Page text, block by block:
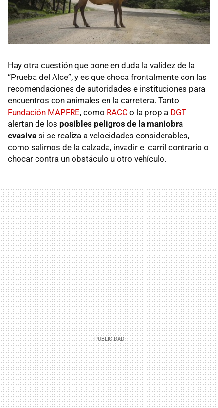
Hay otra cuestión que pone en duda la validez de la
“Prueba del Alce”, y es que choca frontalmente con las
recomendaciones de autoridades e instituciones para
encuentros con animales en la carretera. Tanto
Fundación MAPFRE, como RACC o la propia DGT
alertan de los posibles peligros de la maniobra
evasiva si se realiza a velocidades considerables,
como salirnos de la calzada, invadir el carril contrario o
chocar contra un obstáculo u otro vehículo.